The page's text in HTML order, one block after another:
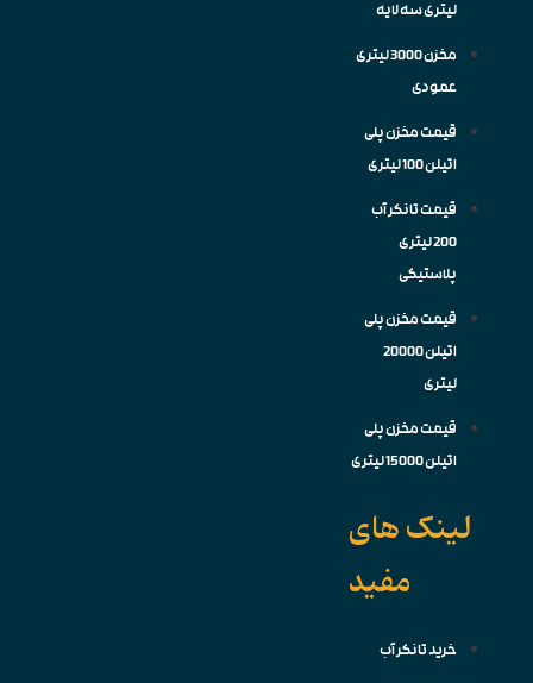
لیتری سه لایه
مخزن 3000 لیتری
قیمت مخزن پلی
قیمت تانکر آب
200 لیتری
پلاستیکی
قیمت مخزن پلی
اتیلن 20000
قیمت مخزن پلی
لینک های
مفید
خرید تانکر آب